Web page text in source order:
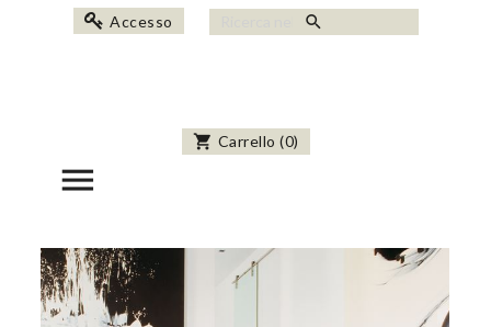
Accesso search
Carrello (0)
shopping_cart
menu